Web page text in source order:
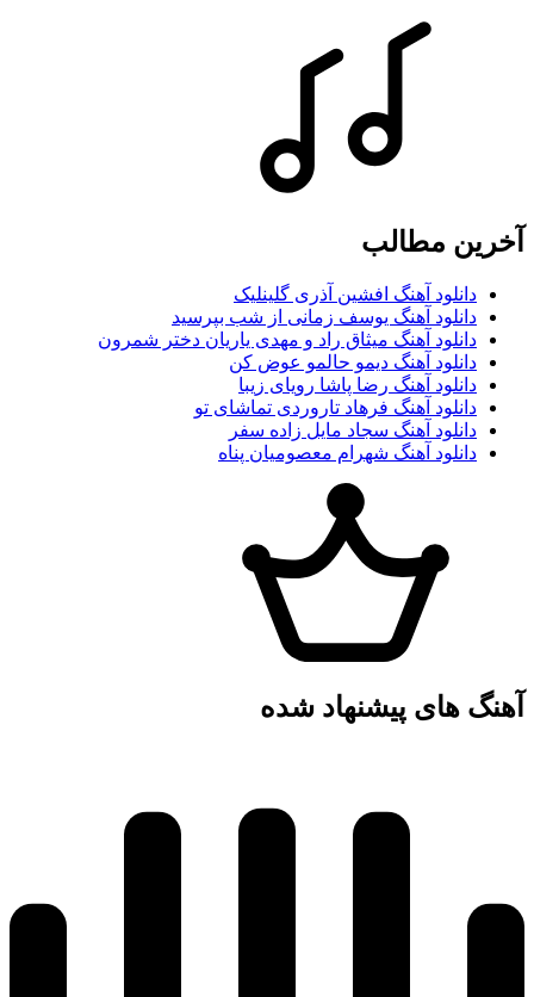
آخرین مطالب
دانلود آهنگ افشین آذری گلینلیک
دانلود آهنگ یوسف زمانی از شب بپرسید
دانلود آهنگ میثاق راد و مهدی یاریان دختر شمرون
دانلود آهنگ دیمو حالمو عوض کن
دانلود آهنگ رضا پاشا رویای زیبا
دانلود آهنگ فرهاد تاروردی تماشای تو
دانلود آهنگ سجاد مایل زاده سفر
دانلود آهنگ شهرام معصومیان پناه
آهنگ های پیشنهاد شده